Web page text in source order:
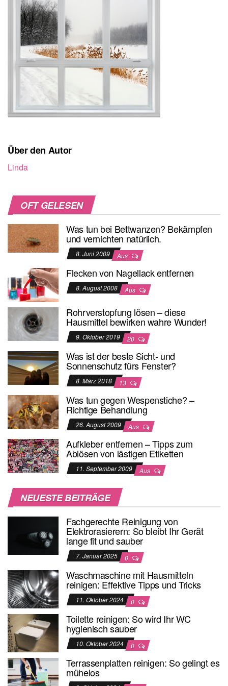
Über den Autor
Linda
OFT GELESEN
Was tun bei Bettwanzen? Bekämpfen
und vernichten natürlich.
8. Juni 2009 Aus
Flecken von Nagellack entfernen
8. August 2008 Aus
Rohrverstopfung lösen – diese
Hausmittel bewirken wahre Wunder!
9. Oktober 2019 20
Was ist der beste Sicht- und
Sonnenschutz fürs Fenster?
8. März 2018 13
Was tun gegen Wespenstiche? –
Richtige Behandlung
26. August 2009 Aus
Aufkleber entfernen – Tipps zum
Ablösen von lästigen Etiketten
11. September 2009 Aus
NEUESTE BEITRÄGE
Fachgerechte Reinigung von
Elektrorasierern: So bleibt Ihr Gerät
lange fit und sauber
7. Januar 2025 0
Waschmaschine mit Hausmitteln
reinigen: Effektive Tipps und Tricks
11. Oktober 2024 0
Toilette reinigen: So wird Ihr WC
hygienisch sauber
10. Oktober 2024 0
Terrassenplatten reinigen: So gelingt es
mühelos